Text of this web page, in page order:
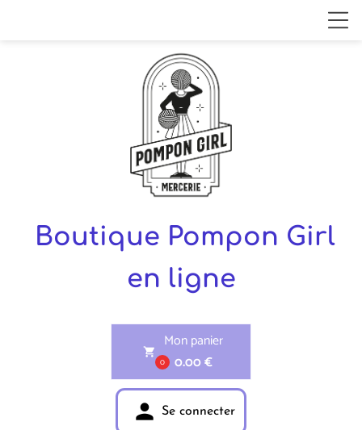
Boutique Pompon Girl
en ligne
shopping_cart
0
Mon panier
0.00 €
person Se connecter